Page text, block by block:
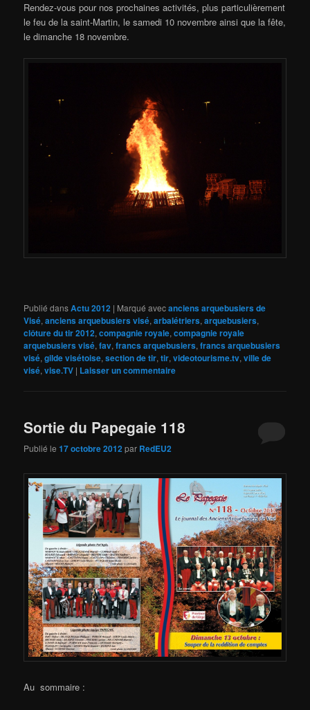
Rendez-vous pour nos prochaines activités, plus particulièrement
le feu de la saint-Martin, le samedi 10 novembre ainsi que la fête,
le dimanche 18 novembre.
Publié dansActu 2012 | Marqué avecanciens arquebusiers de
Visé,anciens arquebusiers visé,arbalétriers,arquebusiers,
clôture du tir 2012,compagnie royale,compagnie royale
arquebusiers visé,fav,francs arquebusiers,francs arquebusiers
visé,gilde visétoise,section de tir,tir,videotourisme.tv,ville de
visé,vise.TV | Laisser un commentaire
Sortie du Papegaie 118
Publié le17 octobre 2012par RedEU2
Au sommaire :